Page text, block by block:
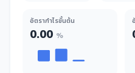
อัตรากำไรขั้นต้น
0.00 %